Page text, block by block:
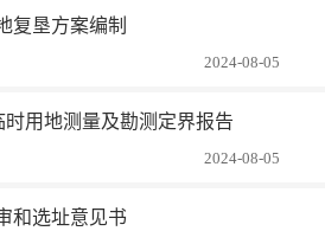
复垦方案编制
2024-08-05
时用地测量及勘测定界报告
2024-08-05
和选址意见书